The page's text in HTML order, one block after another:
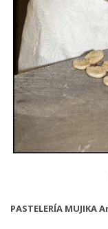
PASTELERÍA MUJIKA